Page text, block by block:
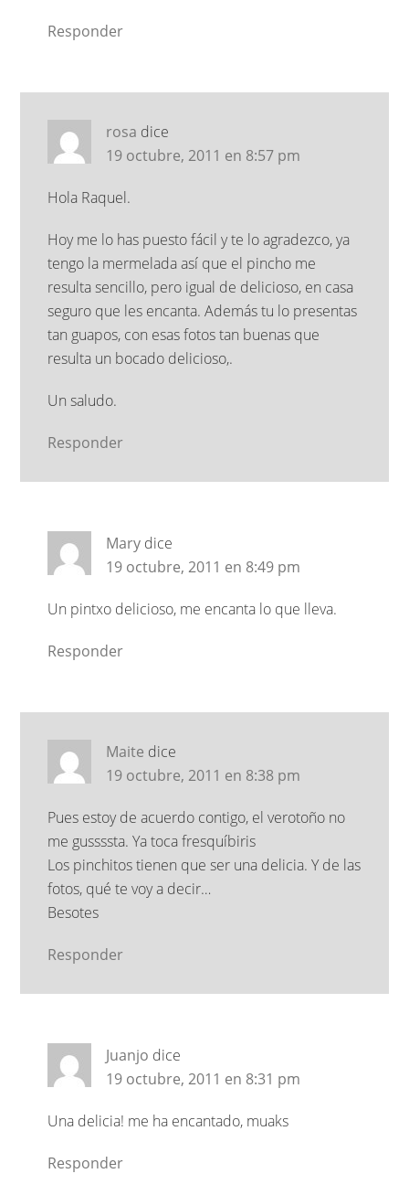
Responder
rosa dice
19 octubre, 2011 en 8:57 pm
Hola Raquel.
Hoy me lo has puesto fácil y te lo agradezco, ya
tengo la mermelada así que el pincho me
resulta sencillo, pero igual de delicioso, en casa
seguro que les encanta. Además tu lo presentas
tan guapos, con esas fotos tan buenas que
resulta un bocado delicioso,.
Un saludo.
Responder
Mary dice
19 octubre, 2011 en 8:49 pm
Un pintxo delicioso, me encanta lo que lleva.
Responder
Maite dice
19 octubre, 2011 en 8:38 pm
Pues estoy de acuerdo contigo, el verotoño no
me gussssta. Ya toca fresquíbiris
Los pinchitos tienen que ser una delicia. Y de las
fotos, qué te voy a decir…
Besotes
Responder
Juanjo dice
19 octubre, 2011 en 8:31 pm
Una delicia! me ha encantado, muaks
Responder